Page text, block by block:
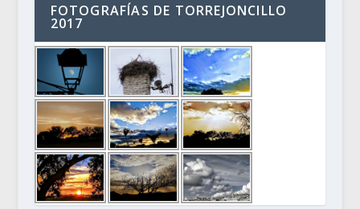
FOTOGRAFÍAS DE TORREJONCILLO
2017